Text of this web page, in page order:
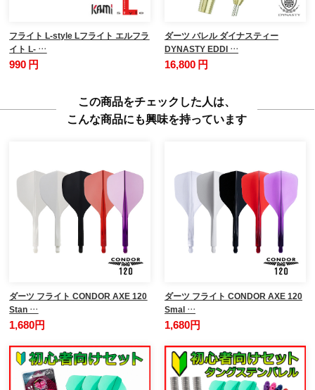
フライト L-style Lフライト エルフラ
イト L- …
990 円
ダーツ バレル ダイナスティー
DYNASTY EDDI …
16,800 円
この商品をチェックした人は、
こんな商品にも興味を持っています
ダーツ フライト CONDOR AXE 120
Stan …
1,680円
ダーツ フライト CONDOR AXE 120
Smal …
1,680円